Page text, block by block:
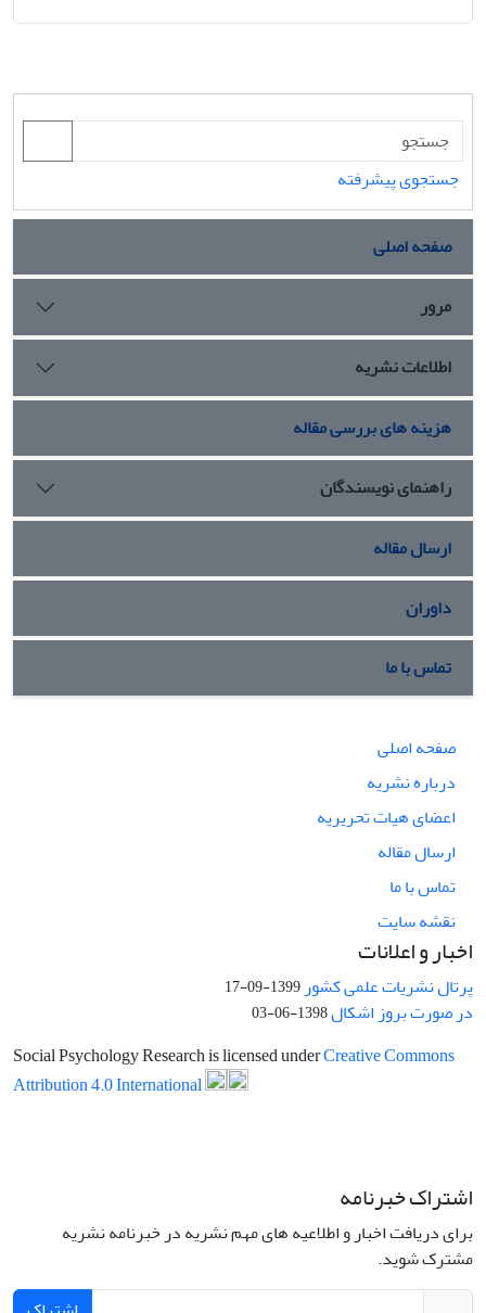
جستجوی پیشرفته
صفحه اصلی
مرور
اطلاعات نشریه
هزینه های بررسی مقاله
راهنمای نویسندگان
ارسال مقاله
داوران
تماس با ما
صفحه اصلی
درباره نشریه
اعضای هیات تحریریه
ارسال مقاله
تماس با ما
نقشه سایت
اخبار و اعلانات
پرتال نشریات علمی کشور 1399-09-17
در صورت بروز اشکال1398-06-03
Social Psychology Research is licensed underCreative Commons
Attribution 4.0 International
اشتراک خبرنامه
برای دریافت اخبار و اطلاعیه های مهم نشریه در خبرنامه نشریه
مشترک شوید.